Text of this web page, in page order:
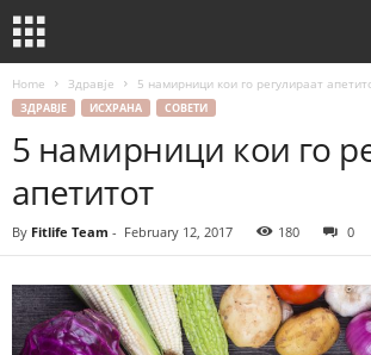
Home Здравје 5 намирници кои го регулираат
ЗДРАВЈЕ ИСХРАНА СОВЕТИ
5 намирници кои го
апетитот
By Fitlife Team - February 12, 2017 180 0